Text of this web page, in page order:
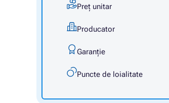
Preț unitar
Producator
Garanţie
Puncte de loialitate